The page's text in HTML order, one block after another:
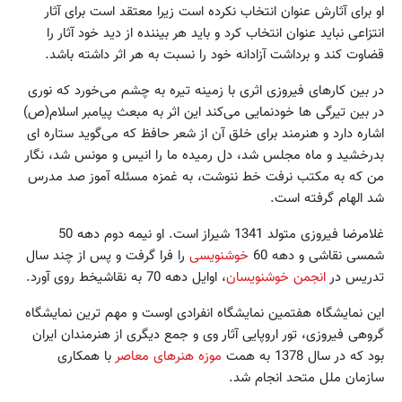
او برای آثارش عنوان انتخاب نکرده است زیرا معتقد است برای آثار
انتزاعی نباید عنوان انتخاب کرد و باید هر بیننده از دید خود آثار را
قضاوت کند و برداشت آزادانه خود را نسبت به هر اثر داشته باشد.
در بین کارهای فیروزی اثری با زمینه تیره به چشم می‌خورد که نوری
در بین تیرگی ها خودنمایی می‌کند این اثر به مبعث پیامبر اسلام(ص)
اشاره دارد و هنرمند برای خلق آن از شعر حافظ که می‌گوید ستاره ای
بدرخشید و ماه مجلس شد، دل رمیده ما را انیس و مونس شد، نگار
من که به مکتب نرفت خط ننوشت، به غمزه مسئله آموز صد مدرس
شد الهام گرفته است.
غلامرضا فیروزی متولد 1341 شیراز است. او نیمه دوم دهه 50
شمسی نقاشی و دهه 60
خوشنویسی را فرا گرفت و پس از چند سال
تدریس درانجمن خوشنویسان، اوایل دهه 70 به نقاشیخط روی آورد.
این نمایشگاه هفتمین نمایشگاه انفرادی اوست و مهم ترین نمایشگاه
گروهی فیروزی، تور اروپایی آثار وی و جمع دیگری از هنرمندان ایران
بود که در سال 1378 به همت
موزه هنرهای معاصربا همکاری
سازمان ملل متحد انجام شد.